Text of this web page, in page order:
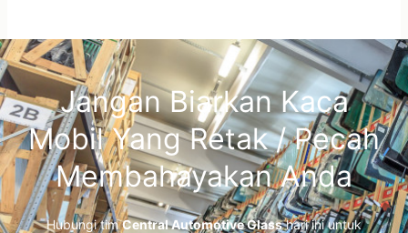
Jangan Biarkan Kaca
Mobil Yang Retak / Pecah
Membahayakan Anda
Hubungi timCentral Automotive Glasshari ini untuk